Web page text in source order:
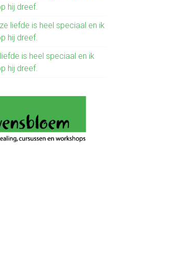
hij dreef.
liefde is heel speciaal en ik
hij dreef.
is heel speciaal en ik
hij dreef.